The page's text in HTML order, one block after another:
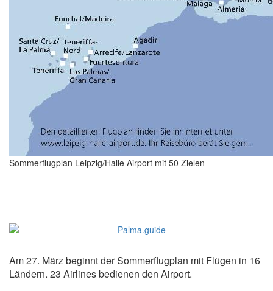
Sommerflugplan Leipzig/Halle Airport mit 50 Zielen
Am 27. März beginnt der Sommerflugplan mit Flügen in 16
Ländern. 23 Airlines bedienen den Airport.